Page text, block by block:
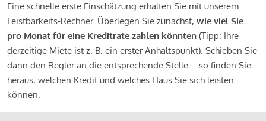
Eine schnelle erste Einschätzung erhalten Sie mit unserem
Leistbarkeits-Rechner. Überlegen Sie zunächst, wie viel Sie
pro Monat für eine Kreditrate zahlen könnten (Tipp: Ihre
derzeitige Miete ist z. B. ein erster Anhaltspunkt). Schieben Sie
dann den Regler an die entsprechende Stelle – so finden Sie
heraus, welchen Kredit und welches Haus Sie sich leisten
können.